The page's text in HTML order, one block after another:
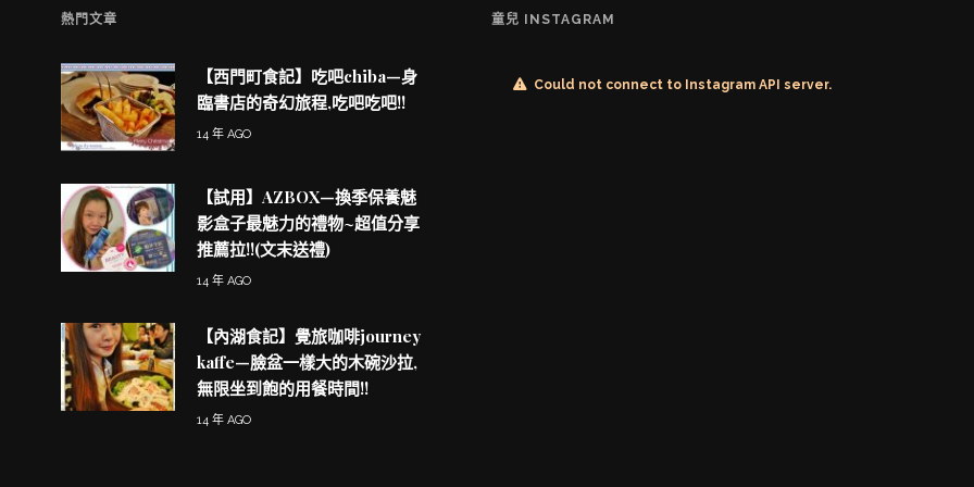
熱門文章
【西門町食記】吃吧chiba—身
臨書店的奇幻旅程,吃吧吃吧!!
14 年 AGO
【試用】AZBOX—換季保養魅
影盒子最魅力的禮物~超值分享
推薦拉!!(文末送禮)
14 年 AGO
【內湖食記】覺旅咖啡journey
kaffe—臉盆一樣大的木碗沙拉,
無限坐到飽的用餐時間!!
14 年 AGO
童兒 INSTAGRAM
Could not connect to Instagram API server.